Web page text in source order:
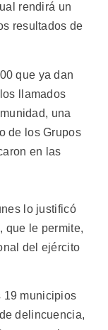
rendirá un
resultados de
que ya dan
llamados
una
de los Grupos
en las
lo justificó
que le permite,
del ejército
19 municipios
delincuencia,